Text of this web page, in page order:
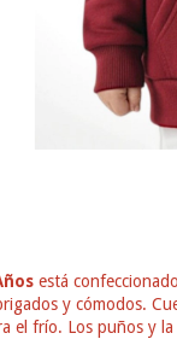
está
y cómodos.
el frío. Los puños y